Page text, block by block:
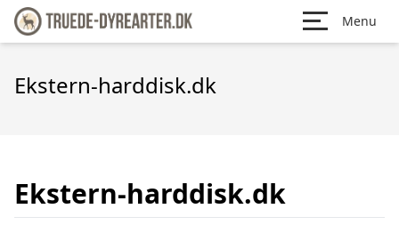
Menu
Ekstern-harddisk.dk
Ekstern-harddisk.dk